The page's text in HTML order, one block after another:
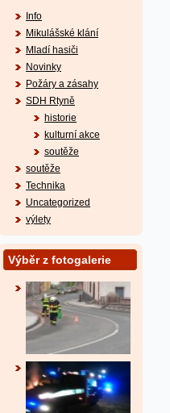
Info
Mikulášské klání
Mladí hasiči
Novinky
Požáry a zásahy
SDH Rtyně
historie
kulturní akce
soutěže
soutěže
Technika
Uncategorized
výlety
Výběr z fotogalerie